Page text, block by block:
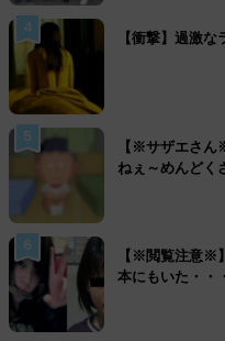
4
【衝撃】過激
5
【※サザエさん
ねぇ～めんどく
6
【※閲覧注意※
本にもいた・・・